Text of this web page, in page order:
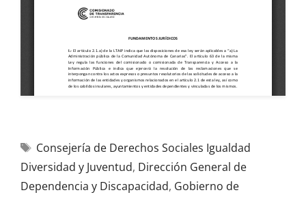
Consejería de Derechos Sociales Igualdad
Diversidad y Juventud, Dirección General de
Dependencia y Discapacidad, Gobierno de